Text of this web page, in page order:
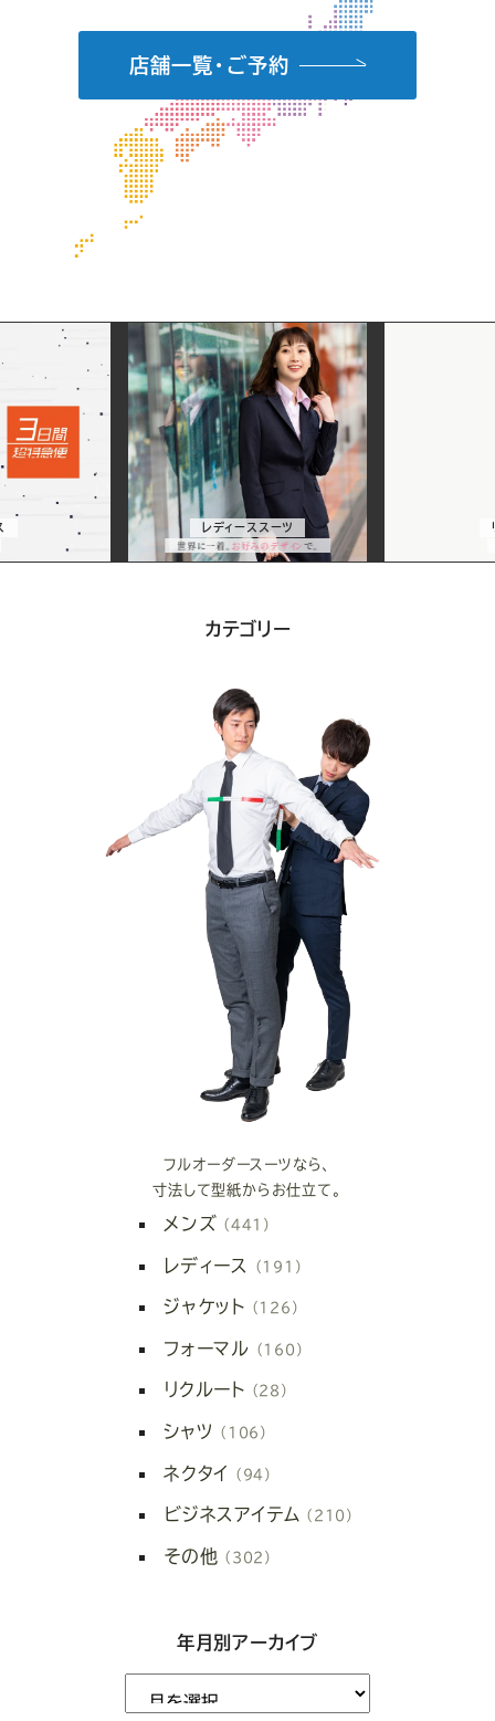
店舗一覧・ご予約
ツ
&
サ
レディーススーツ
世界に一着。 お好みのデザインで。
カテゴリー
フルオーダースーツなら、
寸法して型紙からお仕立て。
メンズ （441）
レディース （191）
ジャケット （126）
フォーマル （160）
リクルート （28）
シャツ （106）
ネクタイ （94）
ビジネスアイテム （210）
その他 （302）
年月別アーカイブ